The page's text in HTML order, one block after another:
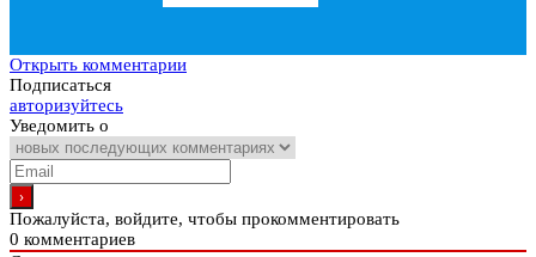
Открыть комментарии
Подписаться
авторизуйтесь
Уведомить о
Пожалуйста, войдите, чтобы прокомментировать
0 комментариев